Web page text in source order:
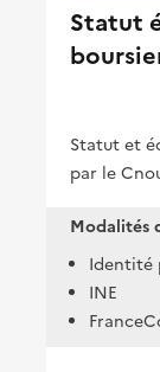
Statut
Statut et
par le
Modalités
Identité
INE